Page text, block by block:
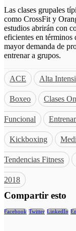
Las clases grupales
como CrossFit y
estudios abrirán con
eficientes en términos
mayor demanda de
entrenar a grupos.
ACE Alta
Boxeo Clases
Funcional
Kickboxing
Tendencias Fitness
2018
Compartir esto
Facebook Twitter LinkedIn